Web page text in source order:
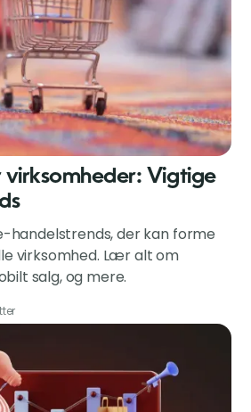
virksomheder: Vigtige
handelstrends, der kan forme
virksomhed. Lær alt om
salg, og mere.